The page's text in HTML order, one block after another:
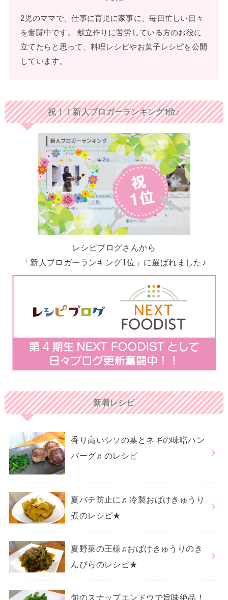
2児のママで、仕事に育児に家事に、毎日忙しい日々
を奮闘中です。 献立作りに苦労している方のお役に
立てたらと思って、料理レシピやお菓子レシピを公開
しています。
祝！！新人ブロガーランキング1位♪
レシピブログさんから
「新人ブロガーランキング1位」に選ばれました♪
新着レシピ
香り高いシソの葉とネギの味噌ハン
バーグ♬のレシピ
夏バテ防止に♬冷製おばけきゅうり
煮のレシピ★
夏野菜の王様♫おばけきゅうりのき
んぴらのレシピ★
旬のスナップエンドウで旨味絶品！